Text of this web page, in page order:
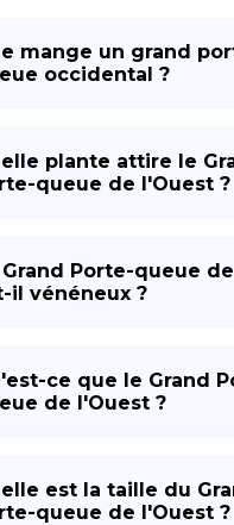
DE
mange un grand
occidental ?
plante attire le
queue de l'Ouest ?
Grand Porte-queue
il vénéneux ?
ce que le Grand
de l'Ouest ?
est la taille du
queue de l'Ouest ?